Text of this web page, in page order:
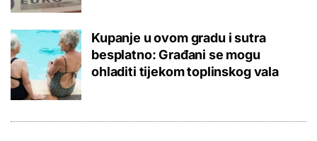
Kupanje u ovom gradu i sutra
besplatno: Građani se mogu
ohladiti tijekom toplinskog vala